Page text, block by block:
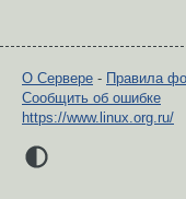
О Сервере - Правила
Сообщить об ошибке
https://www.linux.org.ru/